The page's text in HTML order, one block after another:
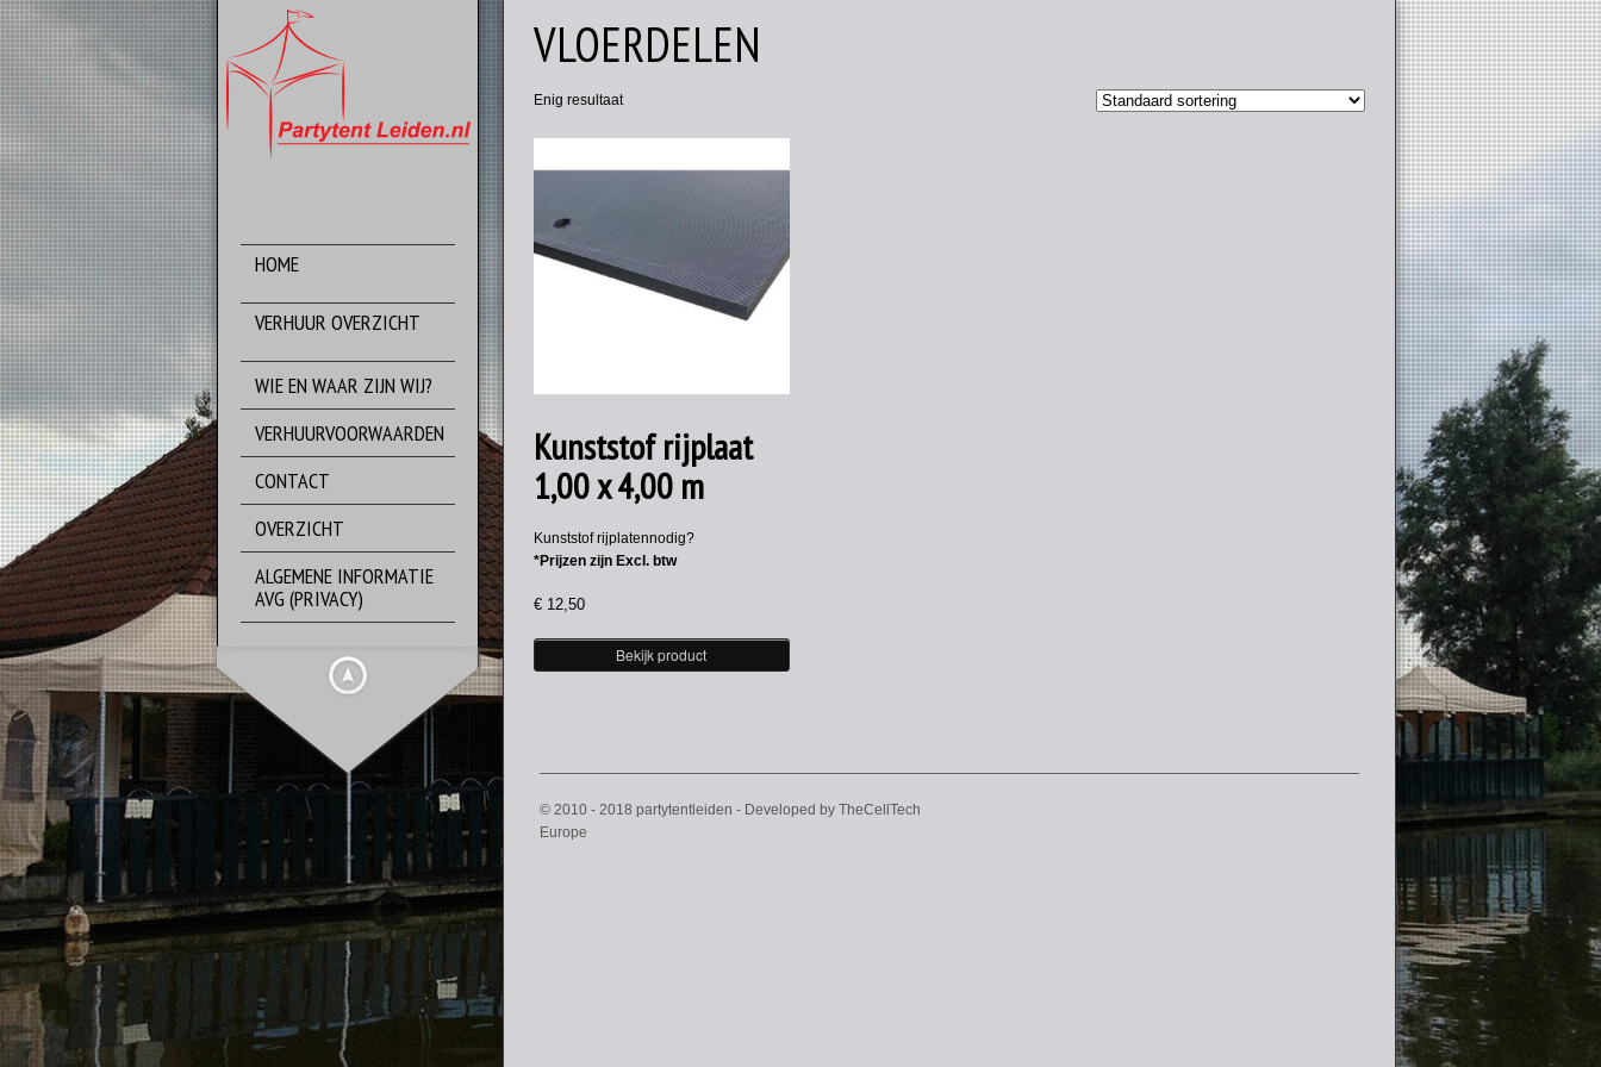
HOME
VERHUUR OVERZICHT
WIE EN WAAR ZIJN WIJ?
VERHUURVOORWAARDEN
CONTACT
OVERZICHT
ALGEMENE INFORMATIE
AVG (PRIVACY)
VLOERDELEN
Enig resultaat
Kunststof rijplaat
1,00 x 4,00 m
Kunststof rijplatennodig?
*Prijzen zijn Excl. btw
€ 12,50
Bekijk product
© 2010 - 2018 partytentleiden - Developed by TheCellTech
Europe